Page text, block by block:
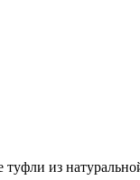
туфли из